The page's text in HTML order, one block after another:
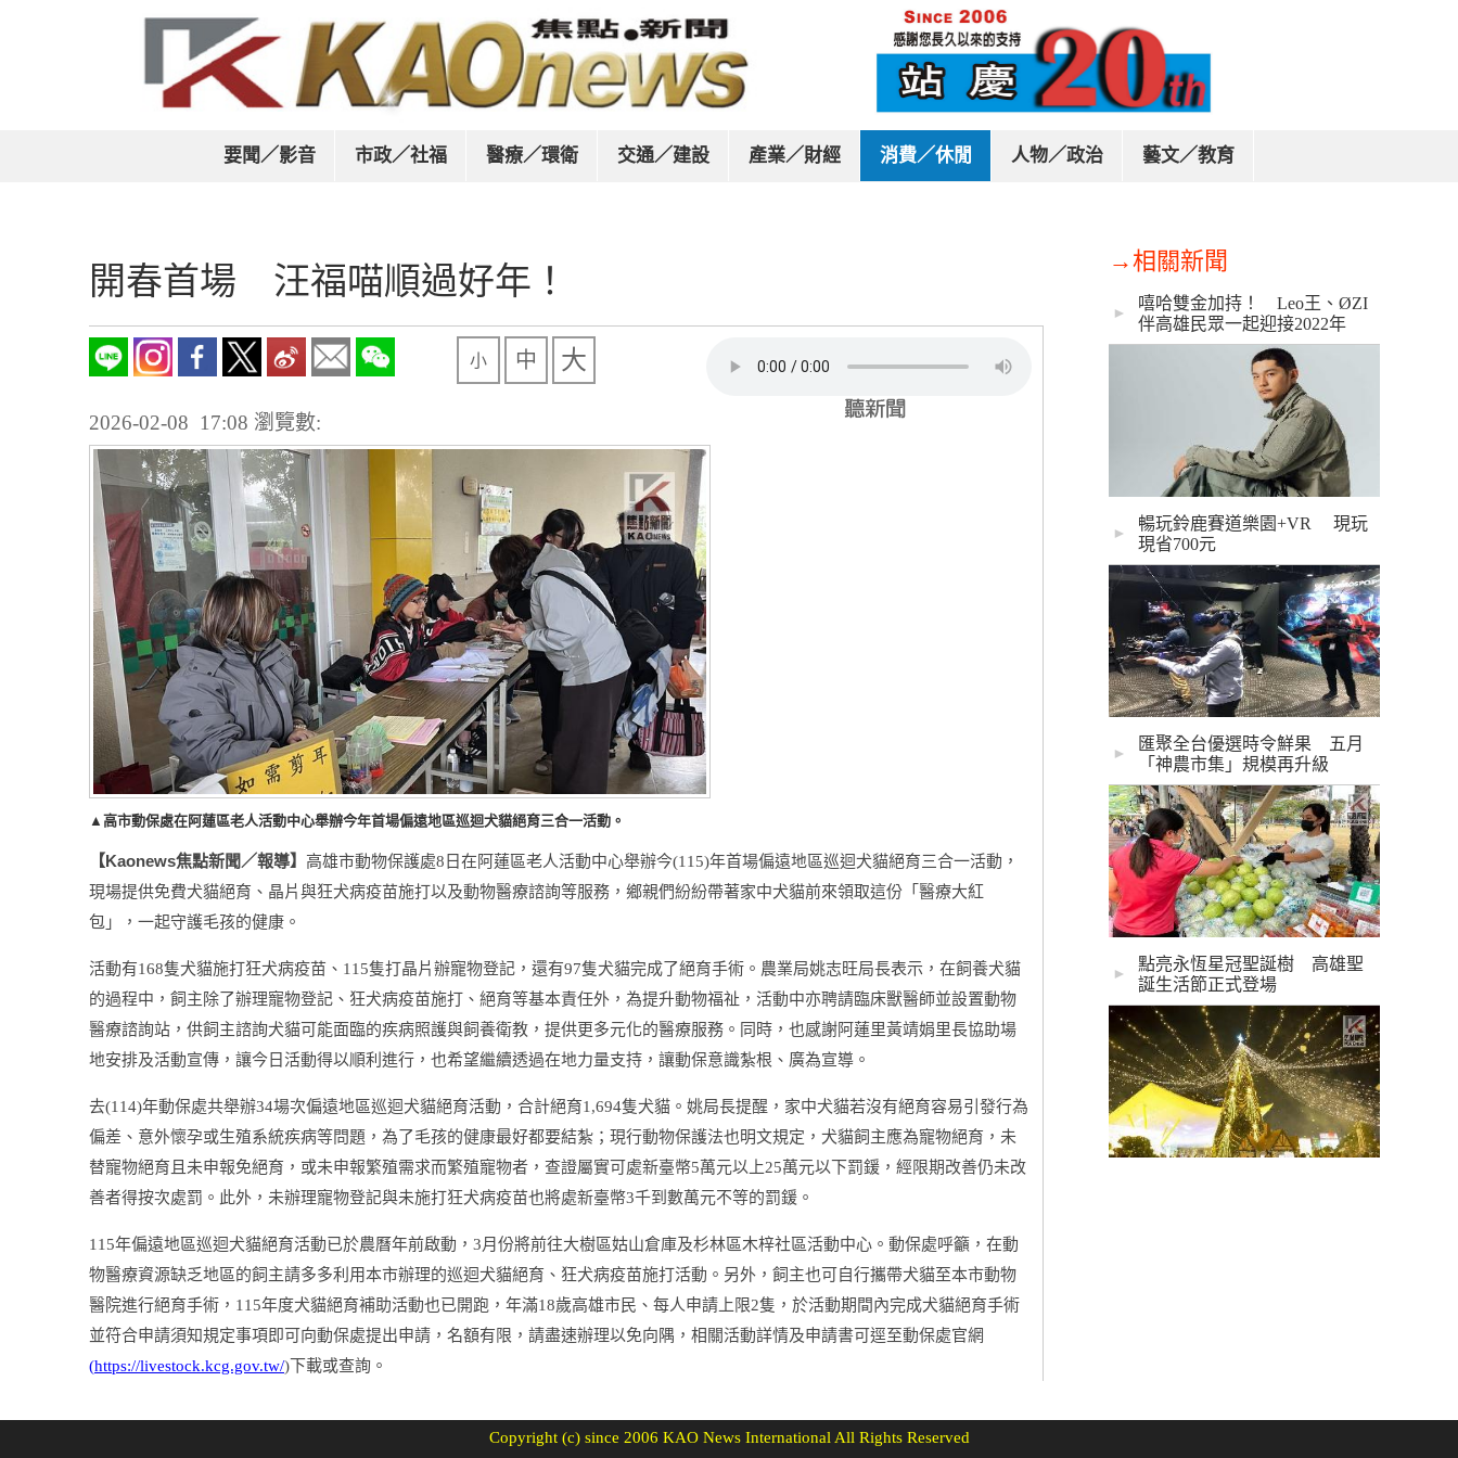
要聞／影音 市政／社福 醫療／環衛 交通／建設 產業／財經 消費／休閒 人物／政治 藝文／教育
開春首場 汪福喵順過好年！
小 中 大
2026-02-08 17:08 瀏覽數:
▲高市動保處在阿蓮區老人活動中心舉辦今年首場偏遠地區巡迴犬貓絕育三合一活動。
【Kaonews焦點新聞／報導】 高雄市動物保護處8 日在阿蓮區老人活動中心舉辦今(115)年首場偏遠地區巡迴犬貓絕育三合一活動，
現場提供免費犬貓絕育、晶片與狂犬病疫苗施打以及動物醫療諮詢等服務，鄉親們紛紛帶著家中犬貓前來領取這份「醫療大紅
包」，一起守護毛孩的健康。
活動有168隻犬貓施打狂犬病疫苗、 115隻打晶片辦寵物登記，還有97隻犬貓完成了絕育手術。農業局姚志旺局長表示，在飼養犬貓
的過程中，飼主除了辦理寵物登記、狂犬病疫苗施打、絕育等基本責任外，為提升動物福祉，活動中亦聘請臨床獸醫師並設置動物
醫療諮詢站，供飼主諮詢犬貓可能面臨的疾病照護與飼養衛教，提供更多元化的醫療服務。同時，也感謝阿蓮里黃靖娟里長協助場
地安排及活動宣傳，讓今日活動得以順利進行，也希望繼續透過在地力量支持，讓動保意識紮根、廣為宣導。
去(114)年動保處共舉辦34場次偏遠地區巡迴犬貓絕育活動，合計絕育1,694隻犬貓。姚局長提醒，家中犬貓若沒有絕育容易引發行為
偏差、意外懷孕或生殖系統疾病等問題，為了毛孩的健康最好都要結紮；現行動物保護法也明文規定，犬貓飼主應為寵物絕育，未
替寵物絕育且未申報免絕育，或未申報繁殖需求而繁殖寵物者，查證屬實可處新臺幣5萬元以上25萬元以下罰鍰，經限期改善仍未改
善者得按次處罰。此外，未辦理寵物登記與未施打狂犬病疫苗也將處新臺幣3千到數萬元不等的罰鍰。
115年偏遠地區巡迴犬貓絕育活動已於農曆年前啟動， 3月份將前往大樹區姑山倉庫及杉林區木梓社區活動中心。動保處呼籲，在動
物醫療資源缺乏地區的飼主請多多利用本市辦理的巡迴犬貓絕育、狂犬病疫苗施打活動。另外，飼主也可自行攜帶犬貓至本市動物
醫院進行絕育手術， 115年度犬貓絕育補助活動也已開跑，年滿18歲高雄市民、每人申請上限2隻，於活動期間內完成犬貓絕育手術
並符合申請須知規定事項即可向動保處提出申請，名額有限，請盡速辦理以免向隅，相關活動詳情及申請書可逕至動保處官網
(https://livestock.kcg.gov.tw/) 下載或查詢。
→相關新聞
►
嘻哈雙金加持！ Leo王、ØZI
伴高雄民眾一起迎接2022年
►
暢玩鈴鹿賽道樂園+VR 現玩
現省700元
►
匯聚全台優選時令鮮果 五月
「神農市集」規模再升級
►
點亮永恆星冠聖誕樹 高雄聖
誕生活節正式登場
Copyright (c) since 2006 KAO News International All Rights Reserved